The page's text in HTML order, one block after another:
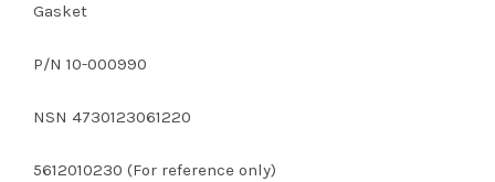
Gasket
P/N 10-000990
NSN 4730123061220
5612010230 (For reference only)